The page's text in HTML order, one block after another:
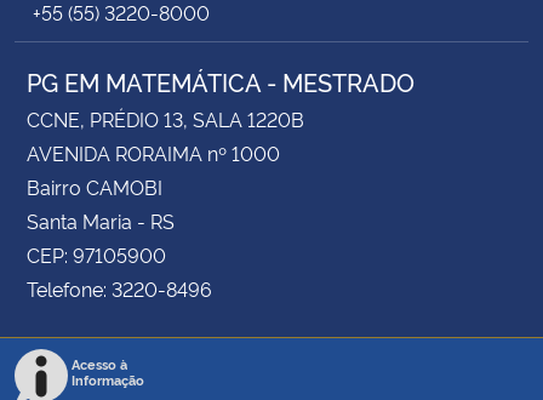
+55 (55) 3220-8000
PG EM MATEMÁTICA - MESTRADO
CCNE, PRÉDIO 13, SALA 1220B
AVENIDA RORAIMA nº 1000
Bairro CAMOBI
Santa Maria - RS
CEP: 97105900
Telefone: 3220-8496
Acesso à
Informação